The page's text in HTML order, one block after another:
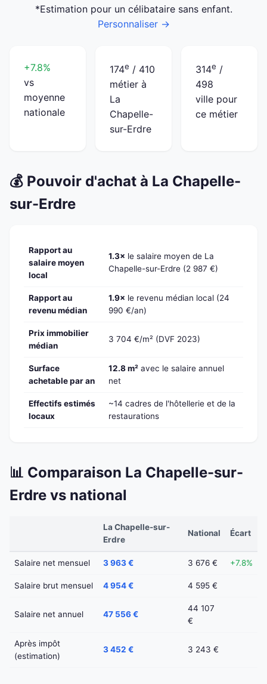
*Estimation pour un célibataire sans enfant.
Personnaliser →
+7.8%
vs
moyenne
nationale
174e / 410
métier à
La
Chapelle-
sur-Erdre
314e /
498
ville pour
ce métier
💰 Pouvoir d'achat à La Chapelle-
sur-Erdre
Rapport au
salaire moyen
local
1.3× le salaire moyen de La
Chapelle-sur-Erdre (2 987 €)
Rapport au
revenu médian
1.9× le revenu médian local (24
990 €/an)
Prix immobilier
médian
3 704 €/m² (DVF 2023)
Surface
achetable par an
12.8 m² avec le salaire annuel
net
Effectifs estimés
locaux
~14 cadres de l'hôtellerie et de la
restaurations
📊 Comparaison La Chapelle-sur-
Erdre vs national
La Chapelle-sur-
Erdre
National Écart
Salaire net mensuel 3 963 € 3 676 € +7.8%
Salaire brut mensuel 4 954 € 4 595 €
Salaire net annuel 47 556 €
44 107
€
Après impôt
(estimation)
3 452 € 3 243 €